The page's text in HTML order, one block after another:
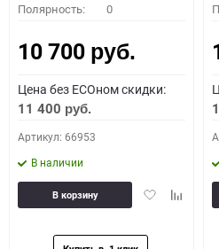
Полярность: 0
10 700 руб.
Цена без ECOном скидки:
11 400 руб.
Артикул: 66953
В наличии
ДобавитьДобавить
В корзину